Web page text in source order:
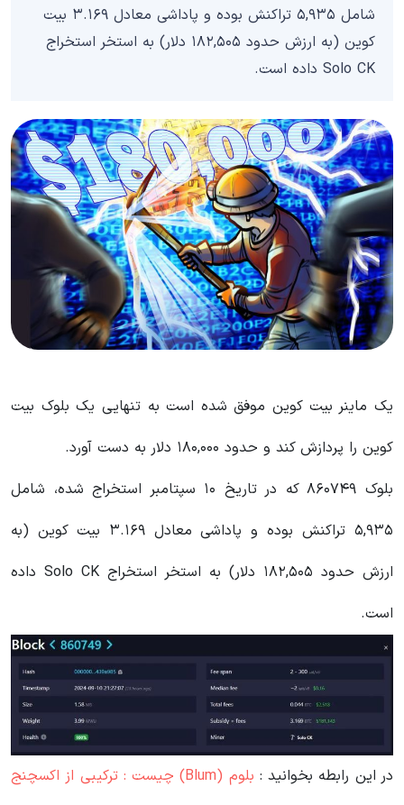
شامل ۵,۹۳۵ تراکنش بوده و پاداشی معادل ۳.۱۶۹ بیت‌
کوین (به ارزش حدود ۱۸۲,۵۰۵ دلار) به استخر استخراج
Solo CK داده است.
یک ماینر بیت‌ کوین موفق شده است به‌ تنهایی یک بلوک بیت
کوین را پردازش کند و حدود ۱۸۰,۰۰۰ دلار به دست آورد.
بلوک ۸۶۰۷۴۹ که در تاریخ ۱۰ سپتامبر استخراج شده، شامل
۵,۹۳۵ تراکنش بوده و پاداشی معادل ۳.۱۶۹ بیت‌ کوین (به
ارزش حدود ۱۸۲,۵۰۵ دلار) به استخر استخراج Solo CK داده
است.
در این رابطه بخوانید‌ :
بلوم (Blum) چیست : ترکیبی از اکسچنج